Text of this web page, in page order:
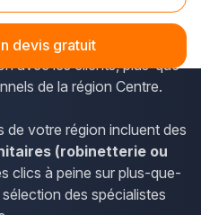
devis gratuit
du Loiret ou sur
sur différents chantiers.
avec les clients, plus-que-
de la région Centre.
de votre région incluent des
(robinetterie ou
clics à peine sur plus-que-
des spécialistes